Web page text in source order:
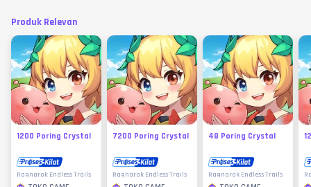
Produk Relevan
1200 Poring Crystal
Ragnarok Endless Trails
7200 Poring Crystal
Ragnarok Endless Trails
48 Poring Crystal
Ragnarok Endless Trails